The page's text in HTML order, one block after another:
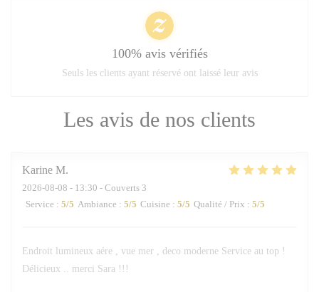
Les avis de nos clients
Karine M
2026-08-08 - 13:30 - Couverts 3
Service : 5/5 Ambiance : 5/5 Cuisine : 5/5 Qualité / Prix : 5/5
Endroit lumineux aére , vue mer , deco moderne Service au top !
Délicieux .. merci Sara !!!
100% avis vérifiés
Seuls les clients ayant réservé ont laissé leur avis